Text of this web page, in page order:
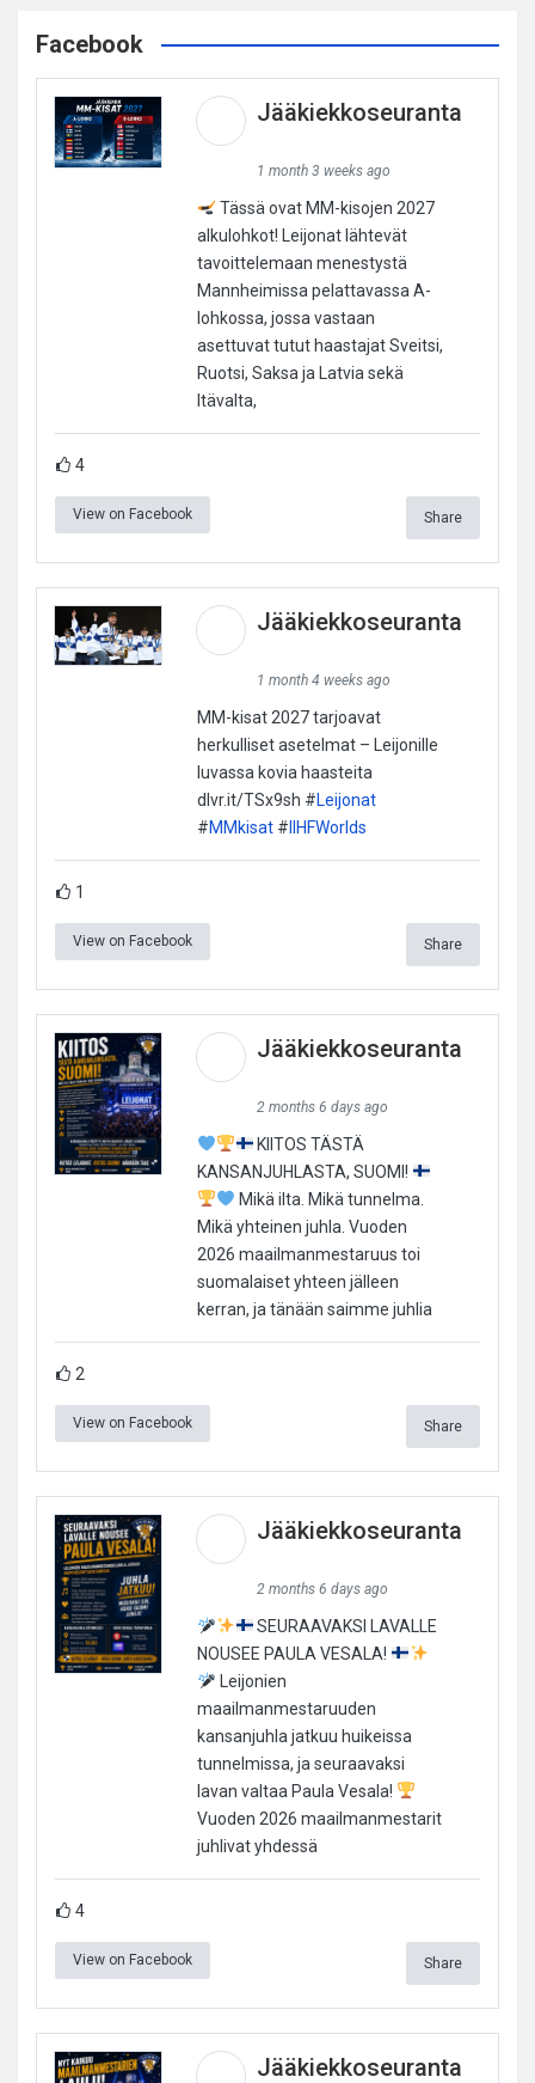
Facebook
Jääkiekkoseuranta
1 month 3 weeks ago
Tässä ovat MM-kisojen 2027
alkulohkot! Leijonat lähtevät
tavoittelemaan menestystä
Mannheimissa pelattavassa A-
lohkossa, jossa vastaan
asettuvat tutut haastajat Sveitsi,
Ruotsi, Saksa ja Latvia sekä
Itävalta,
4
View on Facebook Share
Jääkiekkoseuranta
1 month 4 weeks ago
MM-kisat 2027 tarjoavat
herkulliset asetelmat – Leijonille
luvassa kovia haasteita
dlvr.it/TSx9sh #Leijonat
#MMkisat#IIHFWorlds
1
View on Facebook Share
Jääkiekkoseuranta
2 months 6 days ago
KIITOS TÄSTÄ
KANSANJUHLASTA, SUOMI!
Mikä ilta. Mikä tunnelma.
Mikä yhteinen juhla. Vuoden
2026 maailmanmestaruus toi
suomalaiset yhteen jälleen
kerran, ja tänään saimme juhlia
2
View on Facebook Share
Jääkiekkoseuranta
2 months 6 days ago
SEURAAVAKSI LAVALLE
NOUSEE PAULA VESALA!
Leijonien
maailmanmestaruuden
kansanjuhla jatkuu huikeissa
tunnelmissa, ja seuraavaksi
lavan valtaa Paula Vesala!
Vuoden 2026 maailmanmestarit
juhlivat yhdessä
4
View on Facebook Share
Jääkiekkoseuranta